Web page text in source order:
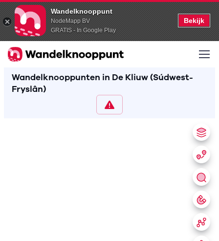
Wandelknooppunt
NodeMapp BV
GRATIS - In Google Play
Bekijk
Wandelknooppunten in De Kliuw (Súdwest-
Fryslân)